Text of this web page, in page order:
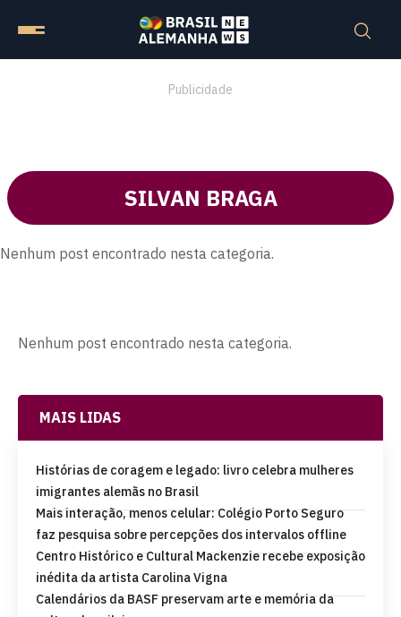
Publicidade
SILVAN BRAGA
Nenhum post encontrado nesta categoria.
Nenhum post encontrado nesta categoria.
MAIS LIDAS
Histórias de coragem e legado: livro celebra mulheres
imigrantes alemãs no Brasil
Mais interação, menos celular: Colégio Porto Seguro
faz pesquisa sobre percepções dos intervalos offline
Centro Histórico e Cultural Mackenzie recebe exposição
inédita da artista Carolina Vigna
Calendários da BASF preservam arte e memória da